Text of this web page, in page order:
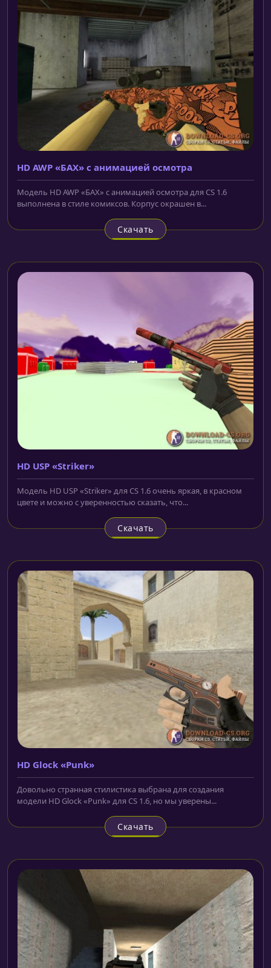
HD AWP «БАХ» с анимацией осмотра
Модель HD AWP «БАХ» с анимацией осмотра для CS 1.6
выполнена в стиле комиксов. Корпус окрашен в...
Скачать
HD USP «Striker»
Модель HD USP «Striker» для CS 1.6 очень яркая, в красном
цвете и можно с уверенностью сказать, что...
Скачать
HD Glock «Punk»
Довольно странная стилистика выбрана для создания
модели HD Glock «Punk» для CS 1.6, но мы уверены...
Скачать